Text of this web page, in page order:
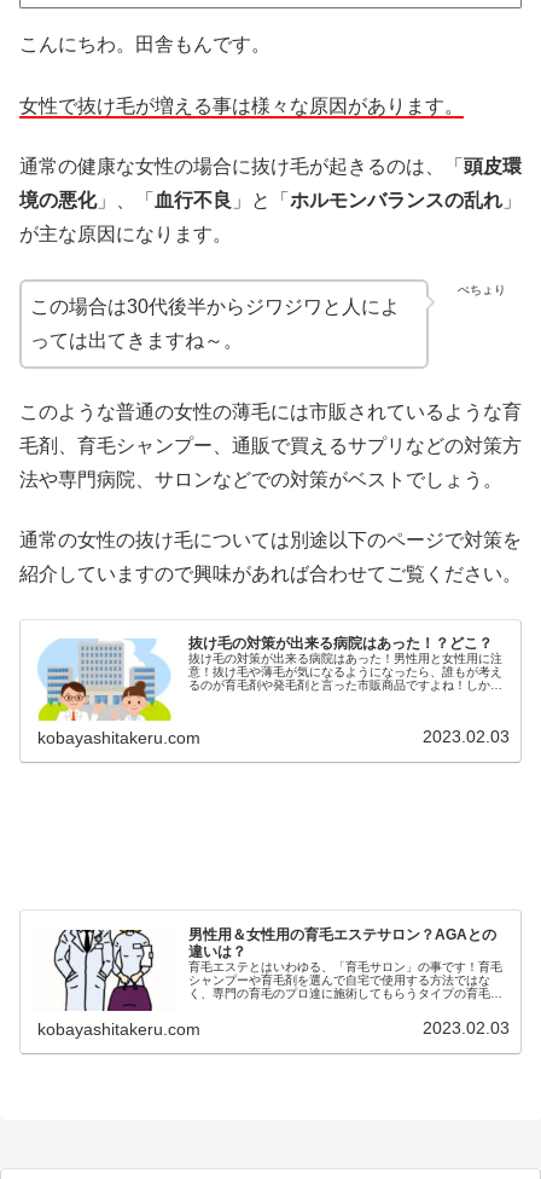
こんにちわ。田舎もんです。
女性で抜け毛が増える事は様々な原因があります。
通常の健康な女性の場合に抜け毛が起きるのは、「 頭皮環
境の悪化」、「 血行不良 」と「 ホルモンバランスの乱れ 」
が主な原因になります。
ぺちょり
この場合は30代後半からジワジワと人によ
っては出てきますね～。
このような普通の女性の薄毛には市販されているような育
毛剤、育毛シャンプー、通販で買えるサプリなどの対策方
法や専門病院、サロンなどでの対策がベストでしょう。
通常の女性の抜け毛については別途以下のページで対策を
紹介していますので興味があれば合わせてご覧ください。
抜け毛の対策が出来る病院はあった！？どこ？
抜け毛の対策が出来る病院はあった！男性用と女性用に注
意！抜け毛や薄毛が気になるようになったら、誰もが考え
るのが育毛剤や発毛剤と言った市販商品ですよね！しか
kobayashitakeru.com 2023.02.03
男性用＆女性用の育毛エステサロン？AGAとの
違いは？
育毛エステとはいわゆる、「育毛サロン」の事です！育毛
シャンプーや育毛剤を選んで自宅で使用する方法ではな
く、専門の育毛のプロ達に施術してもらうタイプの育毛方
kobayashitakeru.com 2023.02.03